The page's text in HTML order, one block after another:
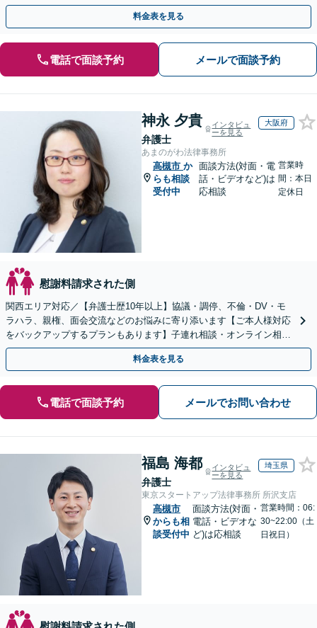
サポート【完全個室】
料金表を見る
電話で面談予約 メールで面談予約
神永 夕貴
弁護士
インタビュ
ーを見る
大阪府
あまのがわ法律事務所
高槻市 か
らも相談
受付中
面談方法(対面・電
話・ビデオなど)は
応相談
営業時
間：本日
定休日
慰謝料請求された側
関西エリア対応／【弁護士歴10年以上】協議・調停、不倫・DV・モ
ラハラ、親権、面会交流などのお悩みに寄り添います【ご本人様対応
をバックアップするプランもあります】子連れ相談・オンライン相談
OK【直接初回面談30分無料】
料金表を見る
電話で面談予約 メールでお問い合わせ
福島 海都
弁護士
インタビュ
ーを見る
埼玉県
東京スタートアップ法律事務所 所沢支店
高槻市
からも相
談受付中
面談方法(対面・
電話・ビデオな
ど)は応相談
営業時間：06:
30~22:00（土
日祝日）